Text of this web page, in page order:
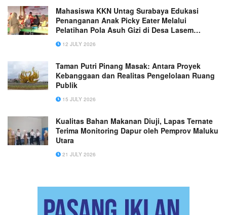
Mahasiswa KKN Untag Surabaya Edukasi
Penanganan Anak Picky Eater Melalui
Pelatihan Pola Asuh Gizi di Desa Lasem
Kecamatan Sidayu Kab Gresik
12 JULY 2026
Taman Putri Pinang Masak: Antara Proyek
Kebanggaan dan Realitas Pengelolaan Ruang
Publik
15 JULY 2026
Kualitas Bahan Makanan Diuji, Lapas Ternate
Terima Monitoring Dapur oleh Pemprov Maluku
Utara
21 JULY 2026